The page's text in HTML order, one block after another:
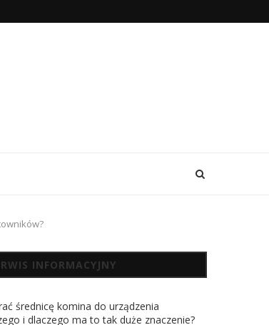
INFORMACYJNY
średnicę komina do urządzenia
i dlaczego ma to tak duże znaczenie?